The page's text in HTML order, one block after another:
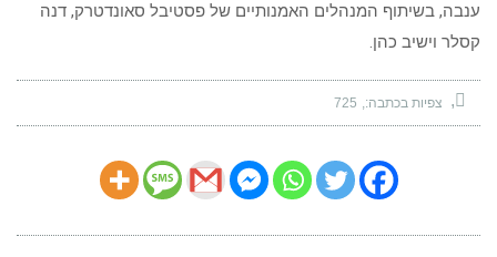
ענבה, בשיתוף המנהלים האמנותיים של פסטיבל סאונדטרק, דנה
קסלר וישיב כהן.
צפיות בכתבה: 725